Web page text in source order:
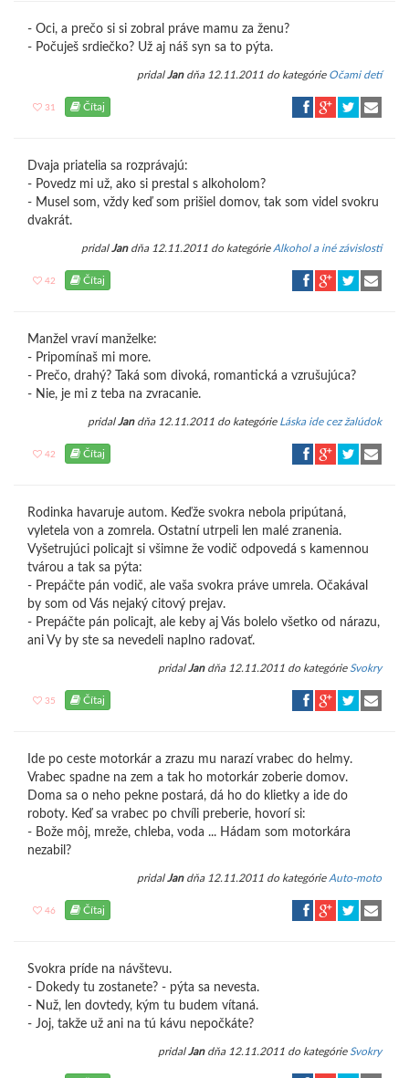
- Oci, a prečo si si zobral práve mamu za ženu?
- Počuješ srdiečko? Už aj náš syn sa to pýta.
pridalJandňa 12.11.2011 do kategórie Očami detí
31 Čítaj
Dvaja priatelia sa rozprávajú:
- Povedz mi už, ako si prestal s alkoholom?
- Musel som, vždy keď som prišiel domov, tak som videl svokru
dvakrát.
pridalJandňa 12.11.2011 do kategórie Alkohol a iné závislosti
42 Čítaj
Manžel vraví manželke:
- Pripomínaš mi more.
- Prečo, drahý? Taká som divoká, romantická a vzrušujúca?
- Nie, je mi z teba na zvracanie.
pridalJandňa 12.11.2011 do kategórie Láska ide cez žalúdok
42 Čítaj
Rodinka havaruje autom. Keďže svokra nebola pripútaná,
vyletela von a zomrela. Ostatní utrpeli len malé zranenia.
Vyšetrujúci policajt si všimne že vodič odpovedá s kamennou
tvárou a tak sa pýta:
- Prepáčte pán vodič, ale vaša svokra práve umrela. Očakával
by som od Vás nejaký citový prejav.
- Prepáčte pán policajt, ale keby aj Vás bolelo všetko od nárazu,
ani Vy by ste sa nevedeli naplno radovať.
pridalJandňa 12.11.2011 do kategórie Svokry
35 Čítaj
Ide po ceste motorkár a zrazu mu narazí vrabec do helmy.
Vrabec spadne na zem a tak ho motorkár zoberie domov.
Doma sa o neho pekne postará, dá ho do klietky a ide do
roboty. Keď sa vrabec po chvíli preberie, hovorí si:
- Bože môj, mreže, chleba, voda ... Hádam som motorkára
nezabil?
pridalJandňa 12.11.2011 do kategórie Auto-moto
46 Čítaj
Svokra príde na návštevu.
- Dokedy tu zostanete? - pýta sa nevesta.
- Nuž, len dovtedy, kým tu budem vítaná.
- Joj, takže už ani na tú kávu nepočkáte?
pridalJandňa 12.11.2011 do kategórie Svokry